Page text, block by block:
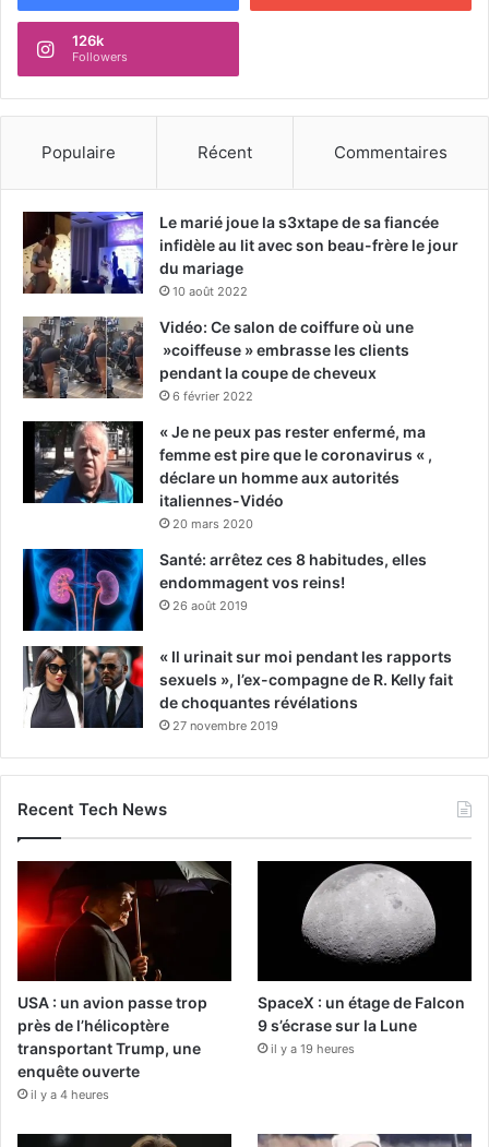
126k
Followers
Populaire Récent Commentaires
Le marié joue la s3xtape de sa fiancée
infidèle au lit avec son beau-frère le jour
du mariage
10 août 2022
Vidéo: Ce salon de coiffure où une
»coiffeuse » embrasse les clients
pendant la coupe de cheveux
6 février 2022
« Je ne peux pas rester enfermé, ma
femme est pire que le coronavirus « ,
déclare un homme aux autorités
italiennes-Vidéo
20 mars 2020
Santé: arrêtez ces 8 habitudes, elles
endommagent vos reins!
26 août 2019
« Il urinait sur moi pendant les rapports
sexuels », l’ex-compagne de R. Kelly fait
de choquantes révélations
27 novembre 2019
Recent Tech News
USA : un avion passe trop
près de l’hélicoptère
transportant Trump, une
enquête ouverte
il y a 4 heures
SpaceX : un étage de Falcon
9 s’écrase sur la Lune
il y a 19 heures